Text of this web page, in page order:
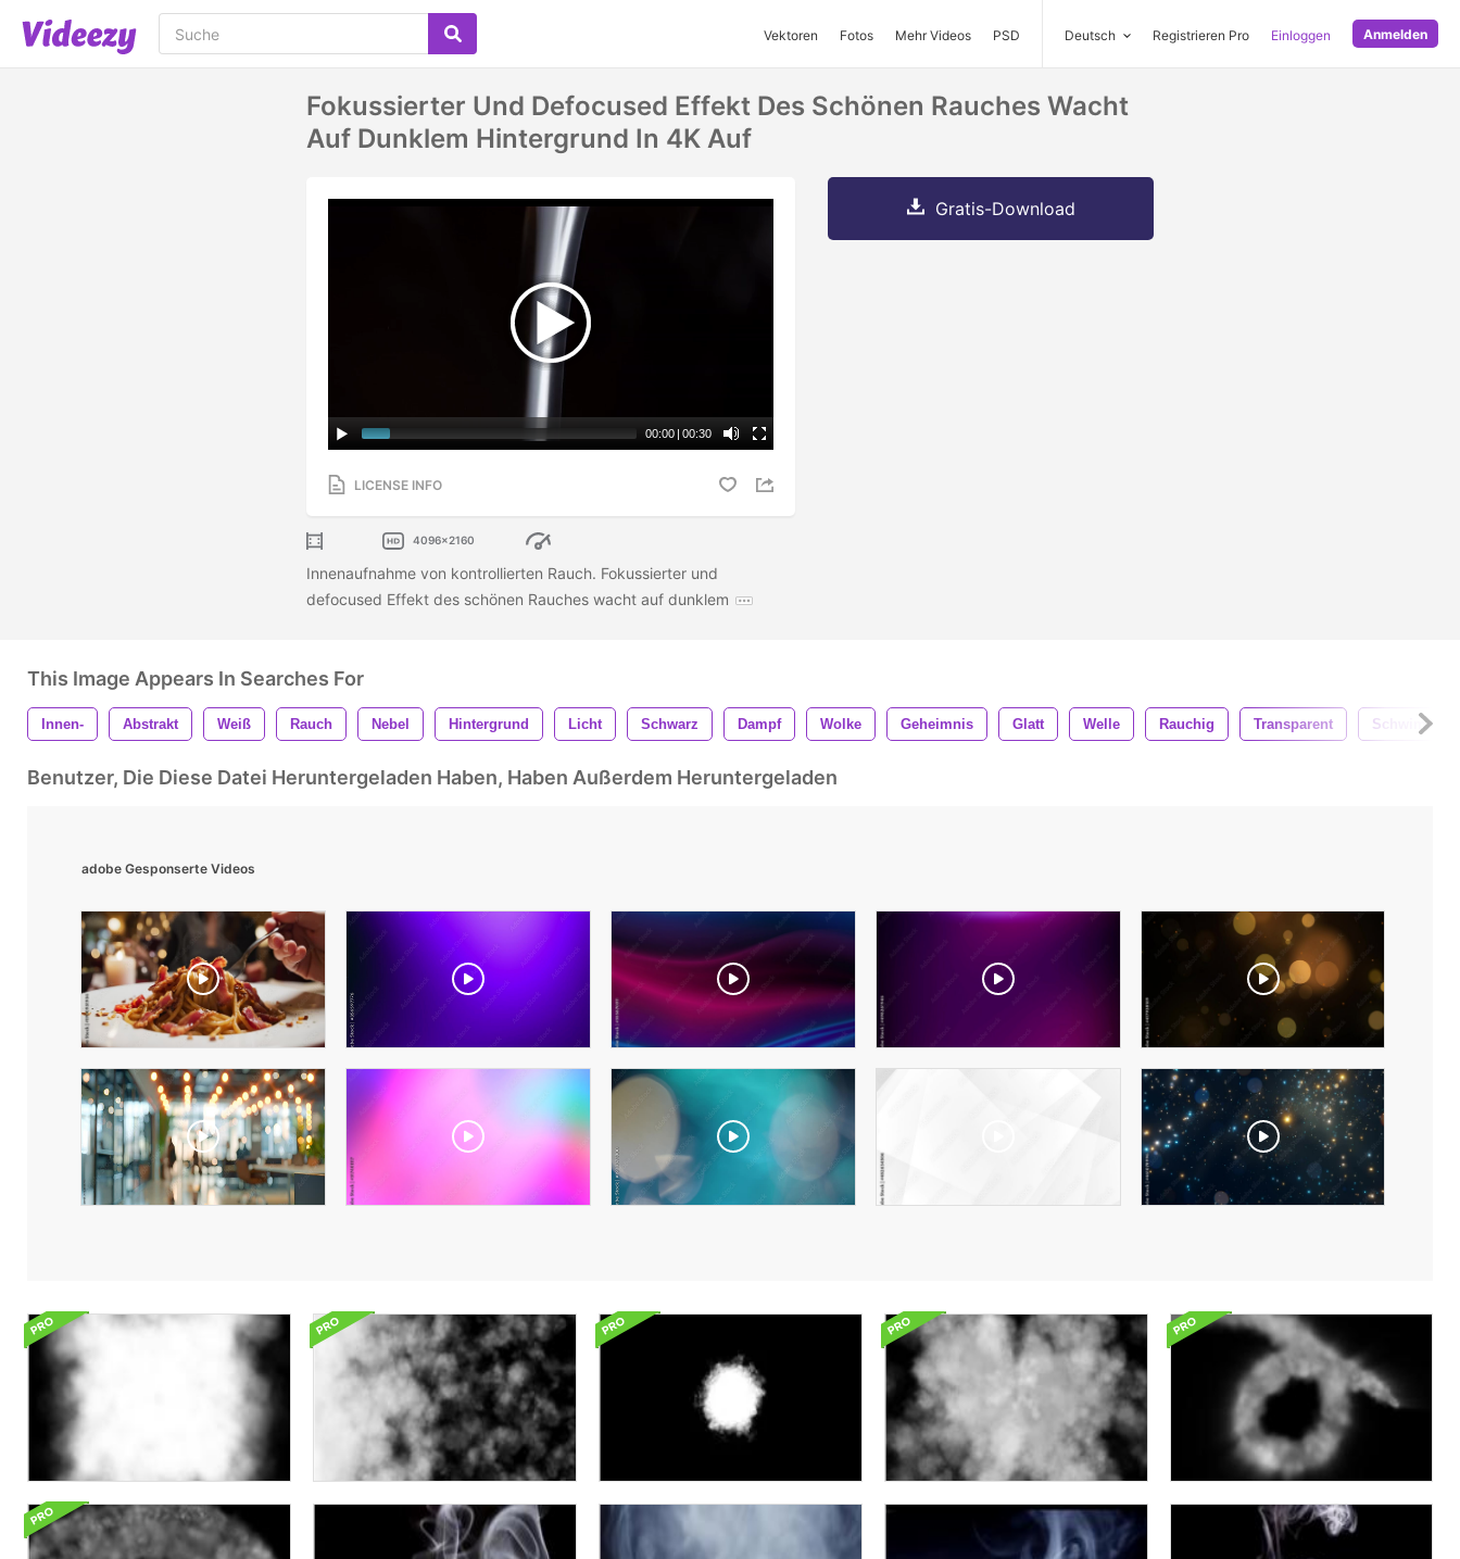
Vektoren Fotos Mehr Videos PSD Deutsch Registrieren Pro Einloggen Anmelden
Fokussierter Und Defocused Effekt Des Schönen Rauches Wacht
Auf Dunklem Hintergrund In 4K Auf
00:00 | 00:30
LICENSE INFO
4096x2160
Innenaufnahme von kontrollierten Rauch. Fokussierter und
defocused Effekt des schönen Rauches wacht auf dunklem
Gratis-Download
This Image Appears In Searches For
Innen- Abstrakt Weiß Rauch Nebel Hintergrund Licht Schwarz Dampf Wolke Geheimnis Glatt Welle Rauchig Transparent
Benutzer, Die Diese Datei Heruntergeladen Haben, Haben Außerdem Heruntergeladen
adobe Gesponserte Videos